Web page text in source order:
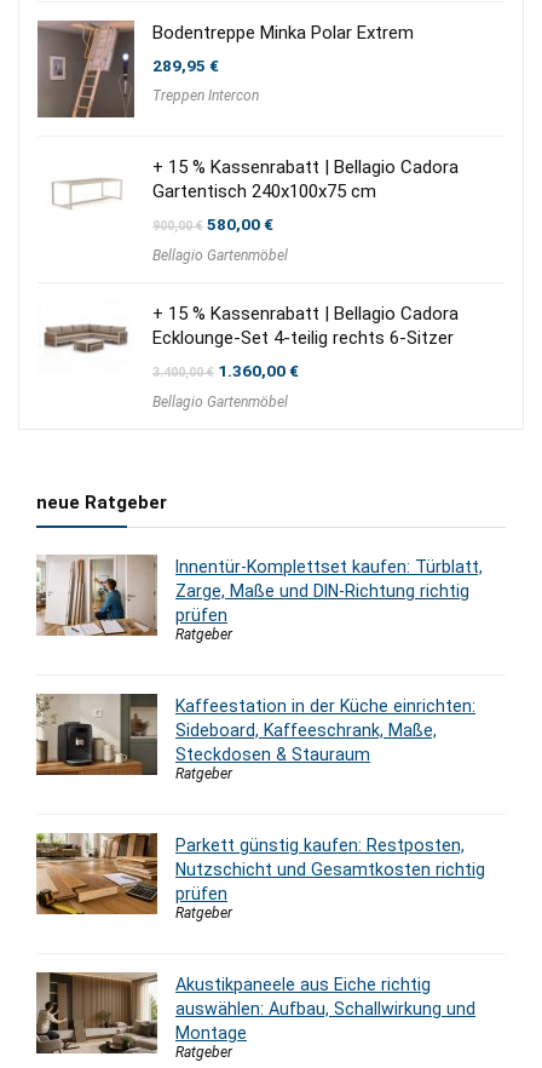
Bodentreppe Minka Polar Extrem
289,95 €
Treppen Intercon
+ 15 % Kassenrabatt | Bellagio Cadora
Gartentisch 240x100x75 cm
900,00€ Ursprünglicher
war:
580,00€Aktueller
ist:
Bellagio Gartenmöbel
+ 15 % Kassenrabatt | Bellagio Cadora
Ecklounge-Set 4-teilig rechts 6-Sitzer
3.400,00€ Ursprünglicher
war:
1.360,00€Aktueller
Bellagio Gartenmöbel
neue Ratgeber
Innentür-Komplettset kaufen: Türblatt,
Zarge, Maße und DIN-Richtung richtig
prüfen
Ratgeber
Kaffeestation in der Küche einrichten:
Sideboard, Kaffeeschrank, Maße,
Steckdosen & Stauraum
Ratgeber
Parkett günstig kaufen: Restposten,
Nutzschicht und Gesamtkosten richtig
prüfen
Ratgeber
Akustikpaneele aus Eiche richtig
auswählen: Aufbau, Schallwirkung und
Montage
Ratgeber